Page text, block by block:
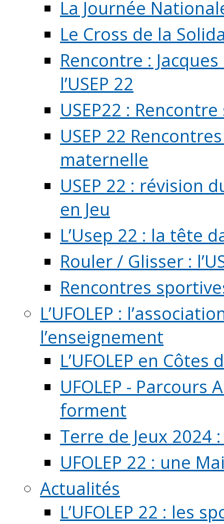
La Journée
Le Cross de la
Rencontre :
l’USEP 22
USEP22 :
USEP 22
maternelle
USEP 22 : révision
en Jeu
L’Usep 22 : la tête
Rouler / Glisser :
Rencontres
L’UFOLEP :
l’enseignement
L’UFOLEP en Côtes
UFOLEP -
forment
Terre de Jeux 2024
UFOLEP 22 : une
Actualités
L’UFOLEP 22 : les